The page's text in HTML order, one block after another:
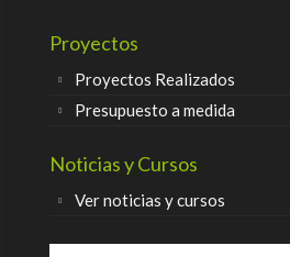
Proyectos
Proyectos Realizados
Presupuesto a medida
Noticias y Cursos
Ver noticias y cursos